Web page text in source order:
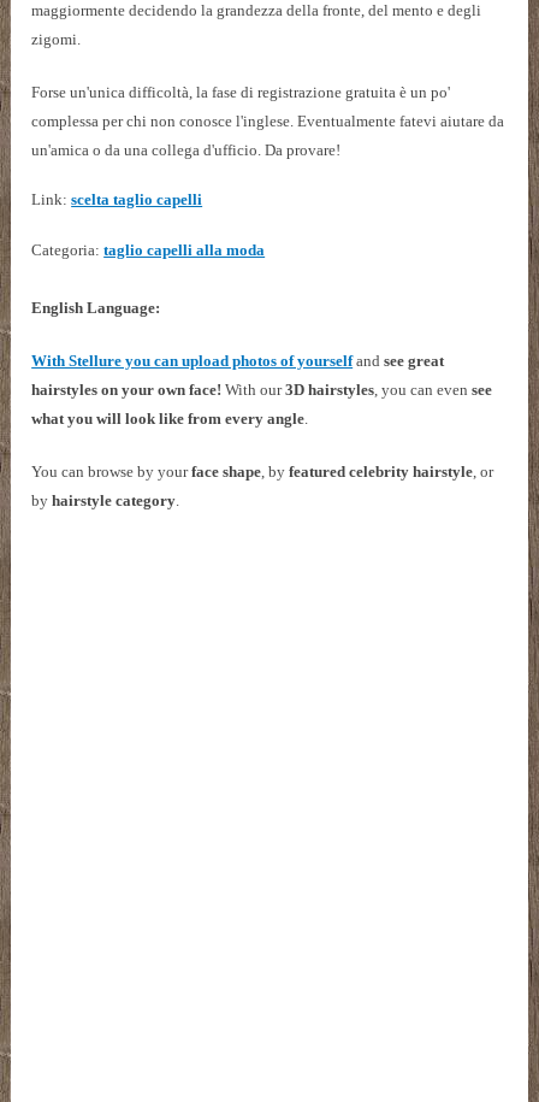
maggiormente decidendo la grandezza della fronte, del mento e degli
zigomi.
Forse un'unica difficoltà, la fase di registrazione gratuita è un po'
complessa per chi non conosce l'inglese. Eventualmente fatevi aiutare da
un'amica o da una collega d'ufficio. Da provare!
Link:scelta taglio capelli
Categoria:taglio capelli alla moda
English Language:
With Stellure you can upload photos of yourselfandsee great
hairstyles on your own face! With our3D hairstyles, you can evensee
what you will look like from every angle.
You can browse by yourface shape, byfeatured celebrity hairstyle, or
byhairstyle category.